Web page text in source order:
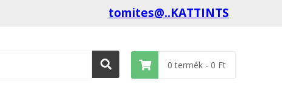
tomites@..KATTINTS
0 termék - 0 Ft